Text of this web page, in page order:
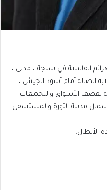
القاسية في سنجة ، مدني ،
الضالة أمام أسود الجيش ،
بقصف الأسواق والتجمعات
مدينة الثورة والمستشفى
الأبطال.